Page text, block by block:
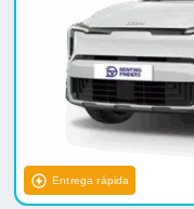
Entrega rápida